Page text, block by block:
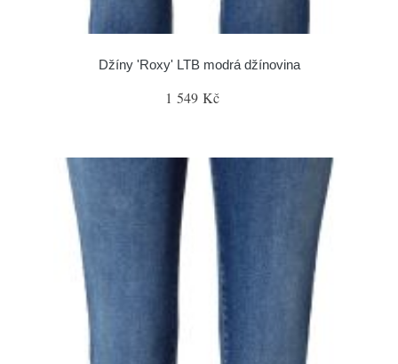
Džíny 'Roxy' LTB modrá džínovina
1 549 Kč